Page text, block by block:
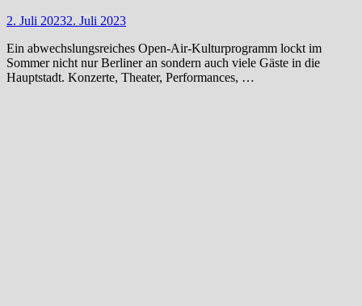
2. Juli 20232. Juli 2023
Ein abwechslungsreiches Open-Air-Kulturprogramm lockt im
Sommer nicht nur Berliner an sondern auch viele Gäste in die
Hauptstadt. Konzerte, Theater, Performances, …